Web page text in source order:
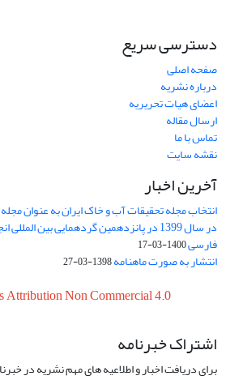
دسترسی سریع
صفحه اصلی
درباره نشریه
اعضای هیات تحریریه
ارسال مقاله
تماس با ما
نقشه سایت
آخرین اخبار
انتخاب مجله تحقیقات آب و خاک ایران به عنوان
در سال 1399 در پانزدهمین گردهمایی بین
فارسی1400-03-17
انتشار به صورت ماهنامه1398-03-27
Attribution Non Commercial 4.0
اشتراک خبرنامه
برای دریافت اخبار و اطلاعیه های مهم نشریه در